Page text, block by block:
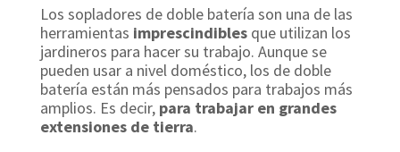
Los sopladores de doble batería son una de las
herramientas imprescindibles que utilizan los
jardineros para hacer su trabajo. Aunque se
pueden usar a nivel doméstico, los de doble
batería están más pensados para trabajos más
amplios. Es decir, para trabajar en grandes
extensiones de tierra.